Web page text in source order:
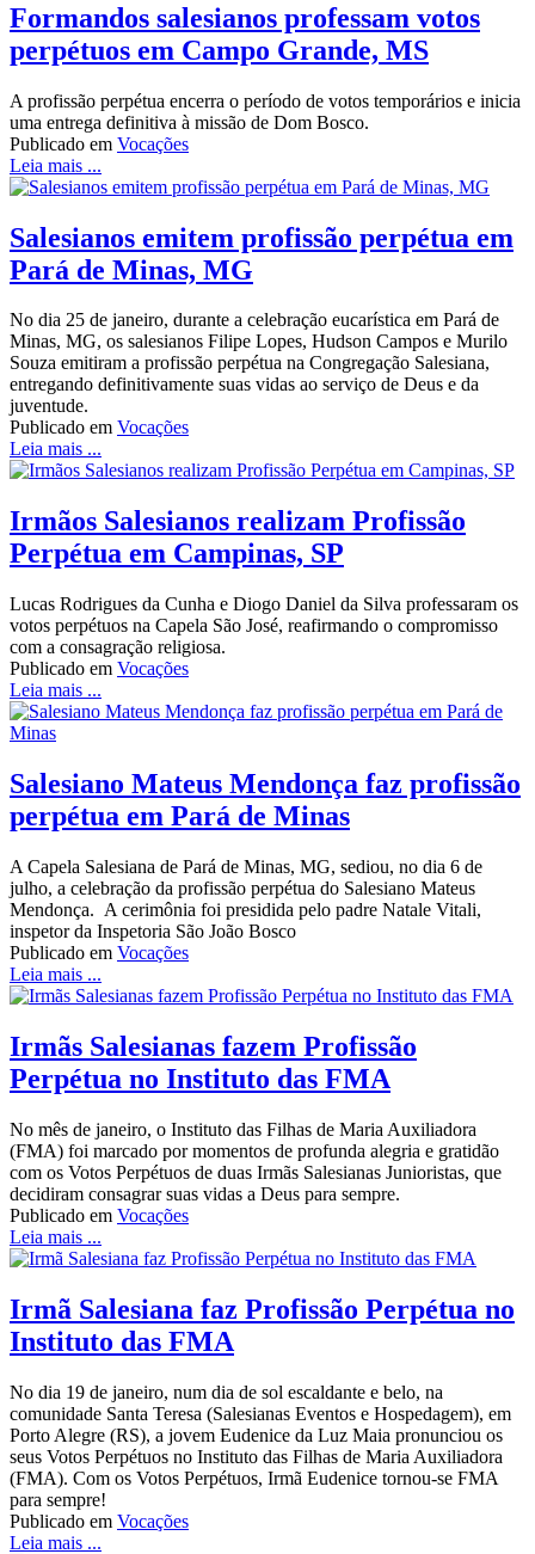
Formandos salesianos professam votos
perpétuos em Campo Grande, MS
A profissão perpétua encerra o período de votos temporários e inicia
uma entrega definitiva à missão de Dom Bosco.
Publicado em Vocações
Leia mais ...
Salesianos emitem profissão perpétua em
Pará de Minas, MG
No dia 25 de janeiro, durante a celebração eucarística em Pará de
Minas, MG, os salesianos Filipe Lopes, Hudson Campos e Murilo
Souza emitiram a profissão perpétua na Congregação Salesiana,
entregando definitivamente suas vidas ao serviço de Deus e da
juventude.
Publicado em Vocações
Leia mais ...
Irmãos Salesianos realizam Profissão
Perpétua em Campinas, SP
Lucas Rodrigues da Cunha e Diogo Daniel da Silva professaram os
votos perpétuos na Capela São José, reafirmando o compromisso
com a consagração religiosa.
Publicado em Vocações
Leia mais ...
Salesiano Mateus Mendonça faz profissão
perpétua em Pará de Minas
A Capela Salesiana de Pará de Minas, MG, sediou, no dia 6 de
julho, a celebração da profissão perpétua do Salesiano Mateus
Mendonça. A cerimônia foi presidida pelo padre Natale Vitali,
inspetor da Inspetoria São João Bosco
Publicado em Vocações
Leia mais ...
Irmãs Salesianas fazem Profissão
Perpétua no Instituto das FMA
No mês de janeiro, o Instituto das Filhas de Maria Auxiliadora
(FMA) foi marcado por momentos de profunda alegria e gratidão
com os Votos Perpétuos de duas Irmãs Salesianas Junioristas, que
decidiram consagrar suas vidas a Deus para sempre.
Publicado em Vocações
Leia mais ...
Irmã Salesiana faz Profissão Perpétua no
Instituto das FMA
No dia 19 de janeiro, num dia de sol escaldante e belo, na
comunidade Santa Teresa (Salesianas Eventos e Hospedagem), em
Porto Alegre (RS), a jovem Eudenice da Luz Maia pronunciou os
seus Votos Perpétuos no Instituto das Filhas de Maria Auxiliadora
(FMA). Com os Votos Perpétuos, Irmã Eudenice tornou-se FMA
para sempre!
Publicado em Vocações
Leia mais ...